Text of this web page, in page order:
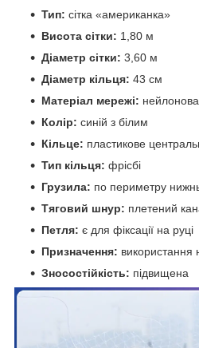
Тип: сітка «американка»
Висота сітки: 1,80 м
Діаметр сітки: 3,60 м
Діаметр кільця: 43 см
Матеріал мережі:
Колір: синій з білим
Кільце: пластикове
Тип кільця: фрісбі
Грузила: по периметру
Тяговий шнур: плетений
Петля: є для фіксації на руці
Призначення: використання
Зносостійкість: підвищена